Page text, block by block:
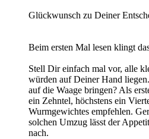
Glückwunsch zu Deiner
Beim ersten Mal lesen klingt
Stell Dir einfach mal vor, alle
würden auf Deiner Hand
auf die Waage bringen? Als
ein Zehntel, höchstens ein
Wurmgewichtes empfehlen.
solchen Umzug lässt der
nach.